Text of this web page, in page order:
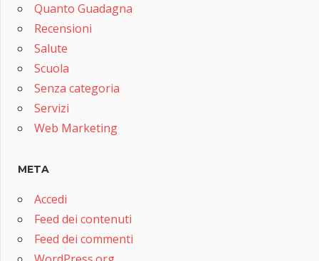
Quanto Guadagna
Recensioni
Salute
Scuola
Senza categoria
Servizi
Web Marketing
META
Accedi
Feed dei contenuti
Feed dei commenti